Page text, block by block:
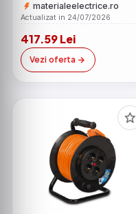
materialeelectrice.ro
Actualizat in 24/07/2026
417.59 Lei
Vezi oferta